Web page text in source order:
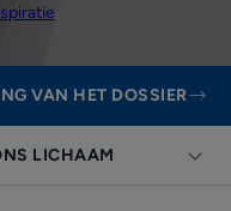
VAN HET DOSSIER
LICHAAM